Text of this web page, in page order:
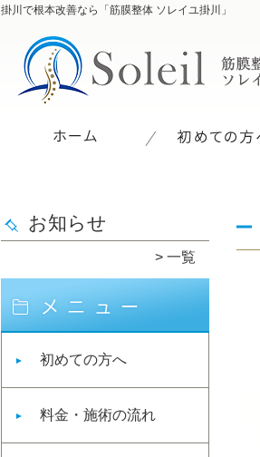
掛川で根本改善なら「筋膜整体 ソレイユ掛川」
お知らせ
一覧
初めての方へ
料金・施術の流れ